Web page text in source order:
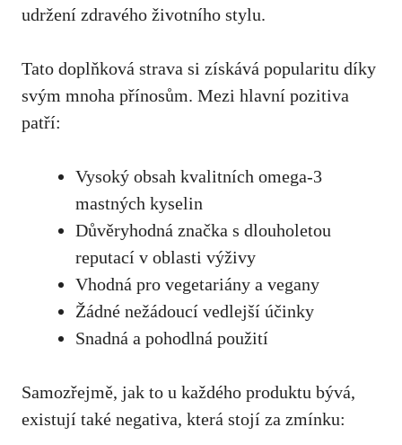
udržení zdravého životního stylu.
Tato doplňková strava si získává popularitu díky
svým mnoha přínosům. Mezi hlavní pozitiva
patří:
Vysoký obsah kvalitních omega-3
mastných kyselin
Důvěryhodná značka s dlouholetou
reputací v oblasti výživy
Vhodná pro vegetariány a vegany
Žádné nežádoucí vedlejší účinky
Snadná a pohodlná použití
Samozřejmě, jak to u každého produktu bývá,
existují také negativa, která stojí za zmínku: